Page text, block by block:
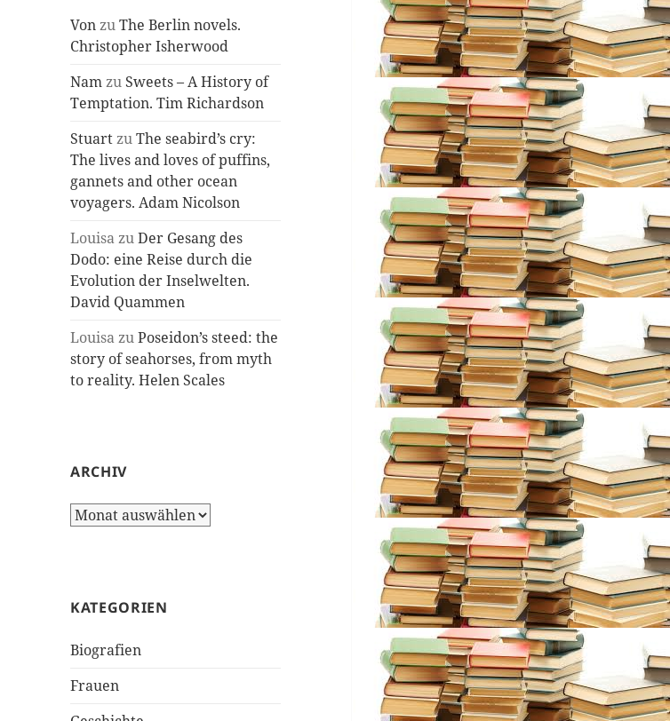
VonzuThe Berlin novels.
Christopher Isherwood
Namzu Sweets – A History of
Temptation. Tim Richardson
StuartzuThe seabird’s cry:
The lives and loves of puffins,
gannets and other ocean
voyagers. Adam Nicolson
LouisazuDer Gesang des
Dodo: eine Reise durch die
Evolution der Inselwelten.
David Quammen
LouisazuPoseidon’s steed: the
story of seahorses, from myth
to reality. Helen Scales
ARCHIV
Archiv
KATEGORIEN
Biografien
Frauen